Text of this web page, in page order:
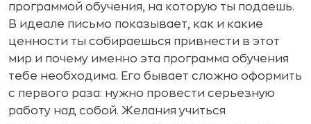
программой обучения, на которую ты подаешь.
В идеале письмо показывает, как и какие
ценности ты собираешься привнести в этот
мир и почему именно эта программа обучения
тебе необходима. Его бывает сложно оформить
с первого раза: нужно провести серьезную
работу над собой. Желания учиться